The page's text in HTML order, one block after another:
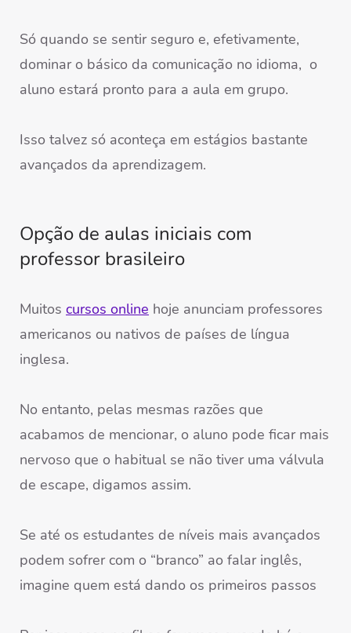
Só quando se sentir seguro e, efetivamente,
dominar o básico da comunicação no idioma, o
aluno estará pronto para a aula em grupo.
Isso talvez só aconteça em estágios bastante
avançados da aprendizagem.
Opção de aulas iniciais com
professor brasileiro
Muitos cursos online hoje anunciam professores
americanos ou nativos de países de língua
inglesa.
No entanto, pelas mesmas razões que
acabamos de mencionar, o aluno pode ficar mais
nervoso que o habitual se não tiver uma válvula
de escape, digamos assim.
Se até os estudantes de níveis mais avançados
podem sofrer com o “branco” ao falar inglês,
imagine quem está dando os primeiros passos